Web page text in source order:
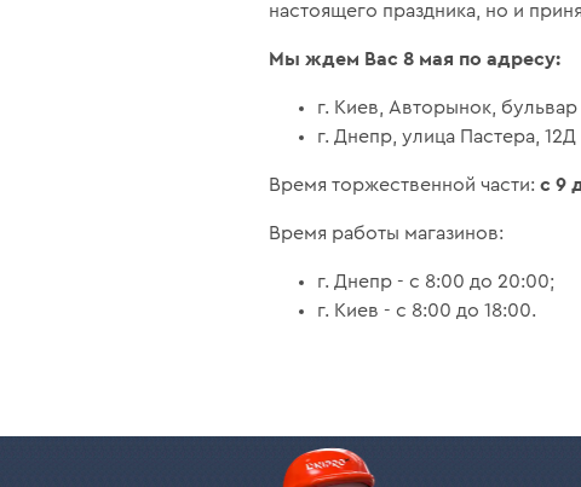
настоящего праздника, но и
Мы ждем Вас 8 мая по адресу:
г. Киев, Авторынок,
г. Днепр, улица Пастера,
Время торжественной части:с 9
Время работы магазинов:
г. Днепр - с 8:00 до 20:00;
г. Киев - с 8:00 до 18:00.